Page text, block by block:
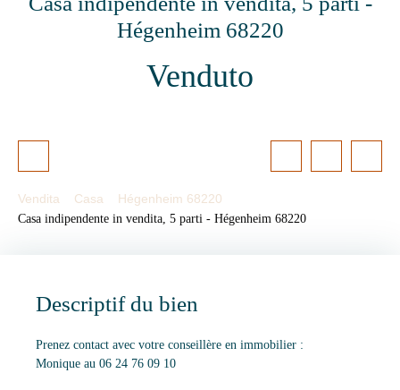
Hégenheim 68220
Venduto
Vendita Casa
Hégenheim 68220
Casa indipendente in vendita, 5 parti - Hégenheim 68220
Descriptif du bien
Prenez contact avec votre conseillère en immobilier :
Monique au 06 24 76 09 10